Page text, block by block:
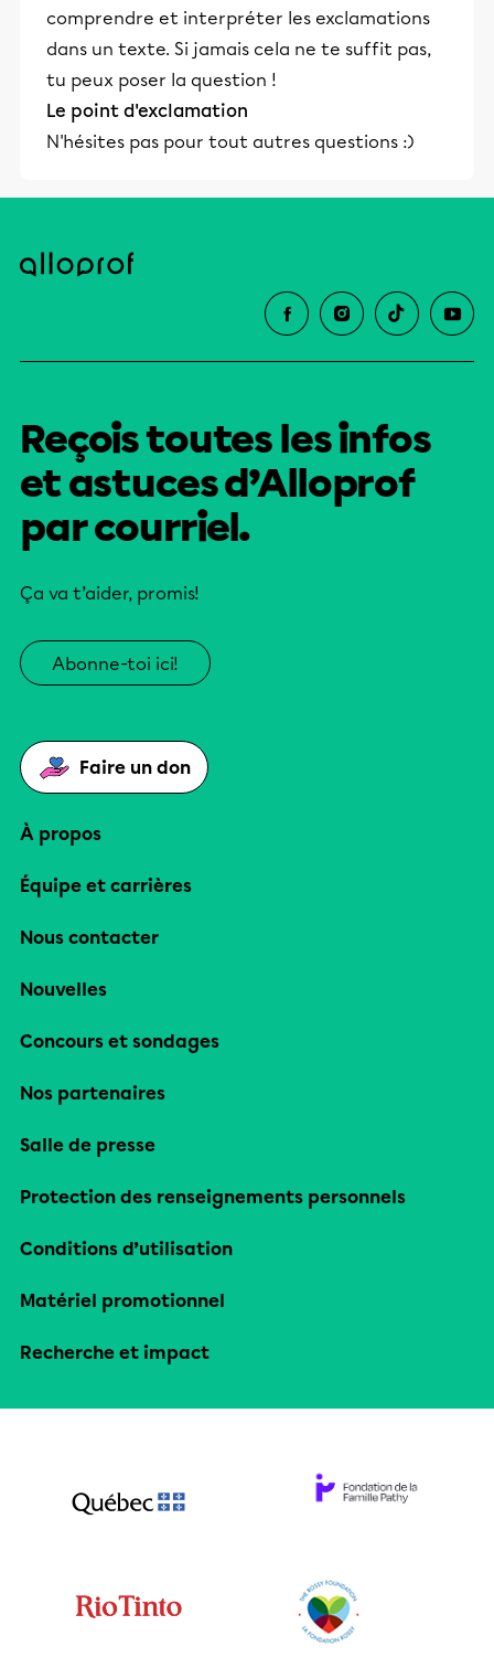
comprendre et interpréter les exclamations
dans un texte. Si jamais cela ne te suffit pas,
tu peux poser la question !
Le point d'exclamation
N'hésites pas pour tout autres questions :)
Reçois toutes les infos
et astuces d’Alloprof
par courriel.
Ça va t’aider, promis!
Abonne-toi ici!
Faire un don
À propos
Équipe et carrières
Nous contacter
Nouvelles
Concours et sondages
Nos partenaires
Salle de presse
Protection des renseignements personnels
Conditions d’utilisation
Matériel promotionnel
Recherche et impact